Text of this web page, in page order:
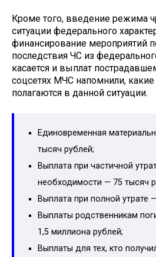
Кроме того, введение режима
ситуации федерального
финансирование мероприятий
последствия ЧС из
касается и выплат
соцсетях МЧС напомнили,
полагаются в данной ситуации.
Единовременная
тысяч рублей;
Выплата при частичной
необходимости — 75 тысяч
Выплата при полной утрате
Выплаты родственникам
1,5 миллиона рублей;
Выплаты для тех, кто